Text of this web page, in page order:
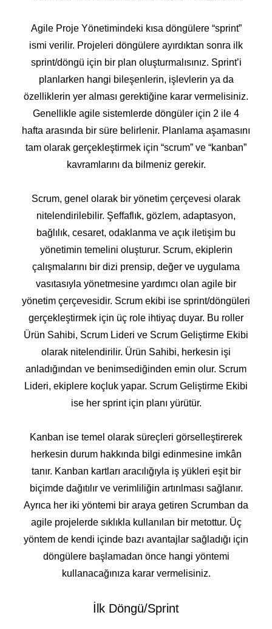
Agile Proje Yönetimindeki kısa döngülere “sprint”
ismi verilir. Projeleri döngülere ayırdıktan sonra ilk
sprint/döngü için bir plan oluşturmalısınız. Sprint’i
planlarken hangi bileşenlerin, işlevlerin ya da
özelliklerin yer alması gerektiğine karar vermelisiniz.
Genellikle agile sistemlerde döngüler için 2 ile 4
hafta arasında bir süre belirlenir. Planlama aşamasını
tam olarak gerçekleştirmek için “scrum” ve “kanban”
kavramlarını da bilmeniz gerekir.
Scrum, genel olarak bir yönetim çerçevesi olarak
nitelendirilebilir. Şeffaflık, gözlem, adaptasyon,
bağlılık, cesaret, odaklanma ve açık iletişim bu
yönetimin temelini oluşturur. Scrum, ekiplerin
çalışmalarını bir dizi prensip, değer ve uygulama
vasıtasıyla yönetmesine yardımcı olan agile bir
yönetim çerçevesidir. Scrum ekibi ise sprint/döngüleri
gerçekleştirmek için üç role ihtiyaç duyar. Bu roller
Ürün Sahibi, Scrum Lideri ve Scrum Geliştirme Ekibi
olarak nitelendirilir. Ürün Sahibi, herkesin işi
anladığından ve benimsediğinden emin olur. Scrum
Lideri, ekiplere koçluk yapar. Scrum Geliştirme Ekibi
ise her sprint için planı yürütür.
Kanban ise temel olarak süreçleri görselleştirerek
herkesin durum hakkında bilgi edinmesine imkân
tanır. Kanban kartları aracılığıyla iş yükleri eşit bir
biçimde dağıtılır ve verimliliğin artırılması sağlanır.
Ayrıca her iki yöntemi bir araya getiren Scrumban da
agile projelerde sıklıkla kullanılan bir metottur. Üç
yöntem de kendi içinde bazı avantajlar sağladığı için
döngülere başlamadan önce hangi yöntemi
kullanacağınıza karar vermelisiniz.
İlk Döngü/Sprint